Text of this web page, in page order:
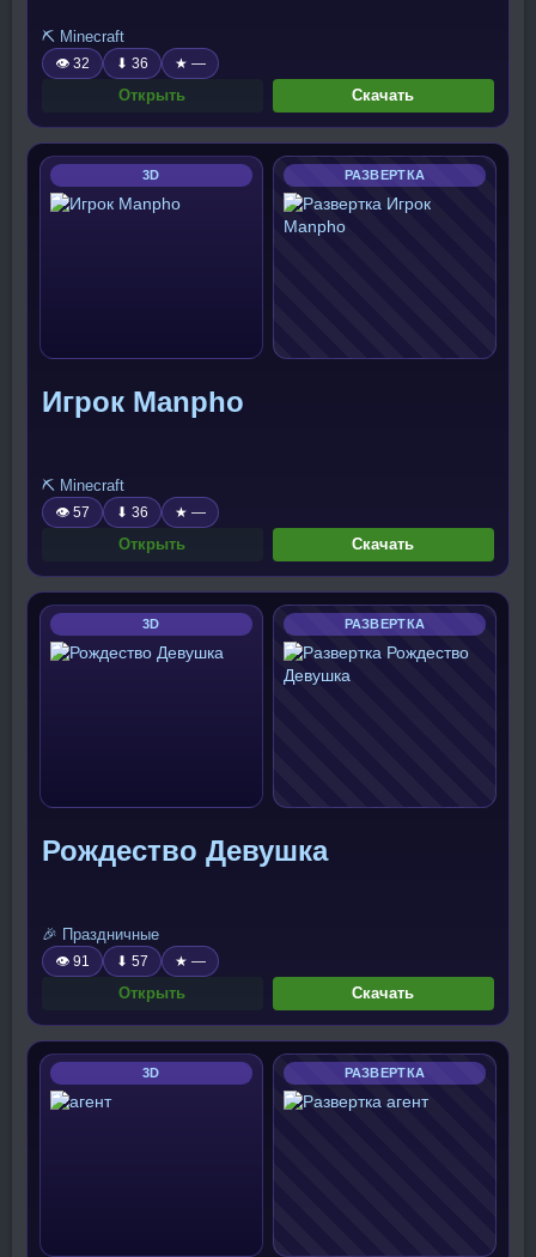
⛏️ Minecraft
👁 32 ⬇ 36 ★ —
Открыть Скачать
3D РАЗВЕРТКА
Игрок Manpho
⛏️ Minecraft
👁 57 ⬇ 36 ★ —
Открыть Скачать
3D РАЗВЕРТКА
Рождество Девушка
🎉 Праздничные
👁 91 ⬇ 57 ★ —
Открыть Скачать
3D РАЗВЕРТКА